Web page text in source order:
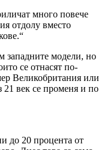
много повече
отдолу вместо
западните модели, но
се отнасят по-
Великобритания или
21 век се променя и по
до 20 процента от